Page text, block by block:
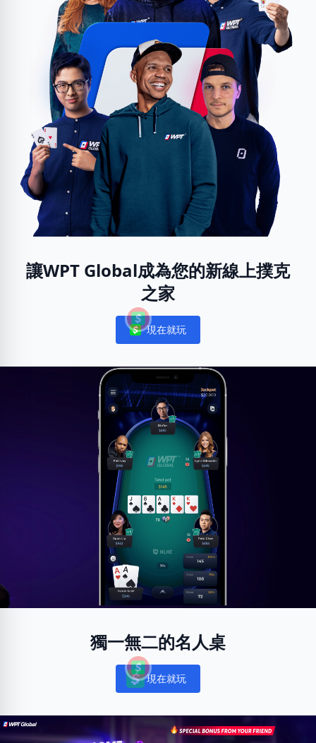
讓WPT Global成為您的新線上撲克
之家
Notifications
現在就玩
獨一無二的名人桌
Notifications
現在就玩